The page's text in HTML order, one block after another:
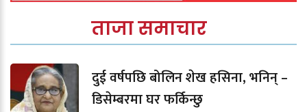
ताजा समाचार
दुई वर्षपछि बोलिन शेख हसिना, भनिन् –
डिसेम्बरमा घर फर्किन्छु